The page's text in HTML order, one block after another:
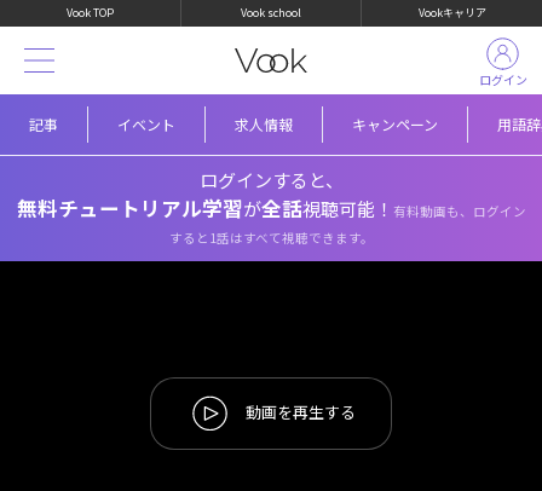
Vook TOP Vook school Vookキャリア
記事 イベント 求人情報 キャンペーン 用語
ログイン
ログインすると、
無料チュートリアル学習が全話視聴可能！ 有料動画も、ログイン
すると1話はすべて視聴できます。
動画を再生する